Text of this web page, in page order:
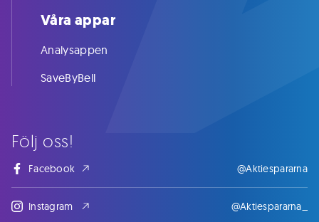
Följ oss!
Facebook @Aktiespararna
Instagram @Aktiespararna_
Våra appar
Analysappen
SaveByBell